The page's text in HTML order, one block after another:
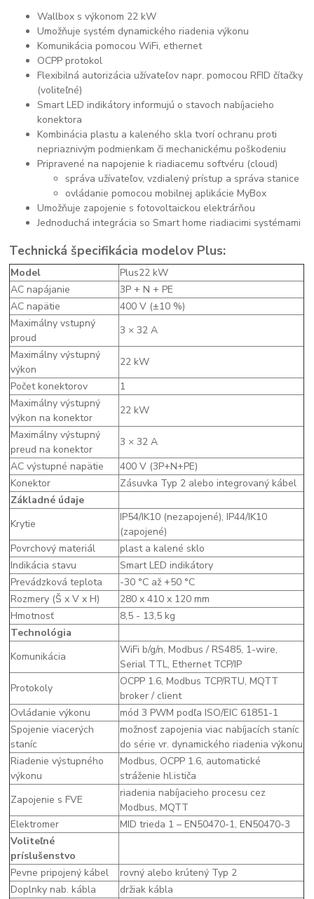
Wallbox s výkonom 22 kW
Umožňuje systém dynamického riadenia výkonu
Komunikácia pomocou WiFi, ethernet
OCPP protokol
Flexibilná autorizácia užívateľov napr. pomocou RFID čítačky
(voliteľné)
Smart LED indikátory informujú o stavoch nabíjacieho
konektora
Kombinácia plastu a kaleného skla tvorí ochranu proti
nepriaznivým podmienkam či mechanickému poškodeniu
Pripravené na napojenie k riadiacemu softvéru (cloud)
správa užívateľov, vzdialený prístup a správa stanice
ovládanie pomocou mobilnej aplikácie MyBox
Umožňuje zapojenie s fotovoltaickou elektrárňou
Jednoduchá integrácia so Smart home riadiacimi systémami
Technická špecifikácia modelov Plus:
Model
Plus22 kW
AC napájanie
3P + N + PE
AC napätie
400 V (±10 %)
Maximálny vstupný
proud
3 × 32 A
Maximálny výstupný
výkon
22 kW
Počet konektorov
1
Maximálny výstupný
výkon na konektor
22 kW
Maximálny výstupný
preud na konektor
3 × 32 A
AC výstupné napätie
400 V (3P+N+PE)
Konektor
Zásuvka Typ 2 alebo integrovaný kábel
Základné údaje
Krytie
IP54/IK10 (nezapojené), IP44/IK10
(zapojené)
Povrchový materiál
plast a kalené sklo
Indikácia stavu
Smart LED indikátory
Prevádzková teplota
-30 °C až +50 °C
Rozmery (Š x V x H)
280 x 410 x 120 mm
Hmotnosť
8,5 - 13,5 kg
Technológia
Komunikácia
WiFi b/g/n, Modbus / RS485, 1-wire,
Serial TTL, Ethernet TCP/IP
Protokoly
OCPP 1.6, Modbus TCP/RTU, MQTT
broker / client
Ovládanie výkonu
mód 3 PWM podľa ISO/EIC 61851-1
Spojenie viacerých
staníc
možnosť zapojenia viac nabíjacích staníc
do série vr. dynamického riadenia výkonu
Riadenie výstupného
výkonu
Modbus, OCPP 1.6, automatické
stráženie hl.ističa
Zapojenie s FVE
riadenia nabíjacieho procesu cez
Modbus, MQTT
Elektromer
MID trieda 1 – EN50470-1, EN50470-3
Voliteľné
príslušenstvo
Pevne pripojený kábel
rovný alebo krútený Typ 2
Doplnky nab. kábla
držiak kábla